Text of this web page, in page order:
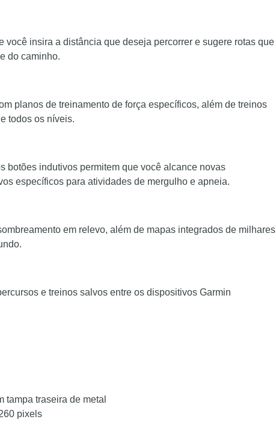
insira a distância que deseja percorrer e sugere rotas que
do caminho.
planos de treinamento de força específicos, além de treinos
todos os níveis.
botões indutivos permitem que você alcance novas
específicos para atividades de mergulho e apneia.
em relevo, além de mapas integrados de milhares
e treinos salvos entre os dispositivos Garmin
tampa traseira de metal
pixels